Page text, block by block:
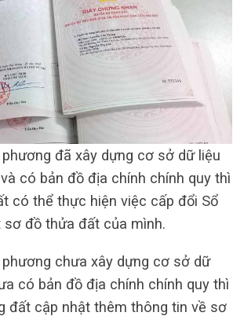
đã xây dựng cơ sở dữ liệu
có bản đồ địa chính chính quy thì
có thể thực hiện việc cấp đổi Sổ
sơ đồ thửa đất của mình.
chưa xây dựng cơ sở dữ
có bản đồ địa chính chính quy thì
đất cập nhật thêm thông tin về sơ